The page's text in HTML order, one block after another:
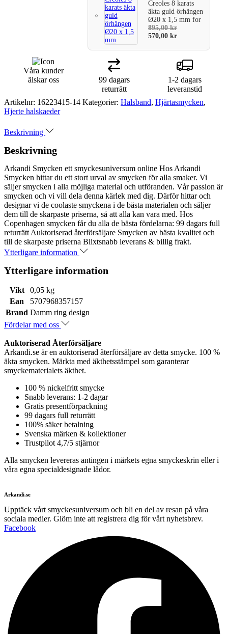
Creoles 8 karats
äkta guld örhängen
Ø20 x 1,5 mmfor
895,00kr
570,00kr
Våra kunder
älskar oss
99 dagars
returrätt
1-2 dagars
leveranstid
Artikelnr: 16223415-14 Kategorier: Halsband, Hjärtasmycken,
Hjerte halskaeder
Beskrivning
Beskrivning
Arkandi Smycken ett smyckesuniversum online Hos Arkandi
Smycken hittar du ett stort urval av smycken för alla smaker. Vi
säljer smycken i alla möjliga material och utföranden. Vår passion är
smycken och vi vill dela denna kärlek med dig. Därför hittar och
designar vi de coolaste smyckena i de bästa materialen och säljer
dem till de skarpaste priserna, så att alla kan vara med. Hos
Copenhagen smycken får du alla de bästa fördelarna: 99 dagars full
returrätt Auktoriserad återförsäljare Smycken av bästa kvalitet och
till de skarpaste priserna Blixtsnabb leverans & billig frakt.
Ytterligare information
Ytterligare information
Vikt
0,05 kg
Ean
5707968357157
Brand Damm ring design
Fördelar med oss
Auktoriserad Återförsäljare
Arkandi.se är en auktoriserad återförsäljare av detta smycke. 100 %
äkta smycken. Märkta med äkthetsstämpel som garanterar
smyckematerialets äkthet.
100 % nickelfritt smycke
Snabb leverans: 1-2 dagar
Gratis presentförpackning
99 dagars full returrätt
100% säker betalning
Svenska märken & kollektioner
Trustpilot 4,7/5 stjärnor
Alla smycken levereras antingen i märkets egna smyckeskrin eller i
våra egna specialdesignade lådor.
Arkandi.se
Upptäck vårt smyckesuniversum och bli en del av resan på våra
sociala medier. Glöm inte att registrera dig för vårt nyhetsbrev.
Facebook